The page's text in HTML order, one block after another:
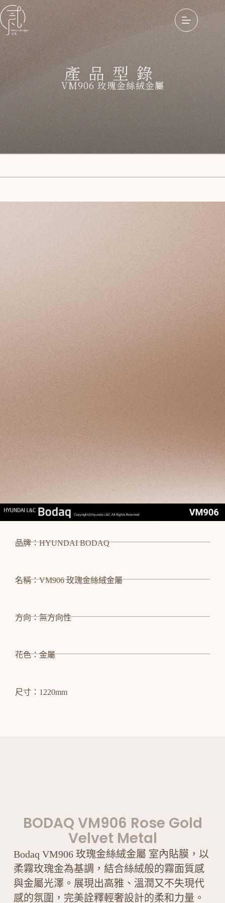
產品型錄
VM906 玫瑰金絲絨金屬
品牌：HYUNDAI BODAQ
名稱：VM906 玫瑰金絲絨金屬
方向：無方向性
花色：金屬
尺寸：1220mm
BODAQ VM906 Rose Gold
Velvet Metal
Bodaq VM906 玫瑰金絲絨金屬 室內貼膜，以
柔霧玫瑰金為基調，結合絲絨般的霧面質感
與金屬光澤。展現出高雅、溫潤又不失現代
感的氛圍，完美詮釋輕奢設計的柔和力量。